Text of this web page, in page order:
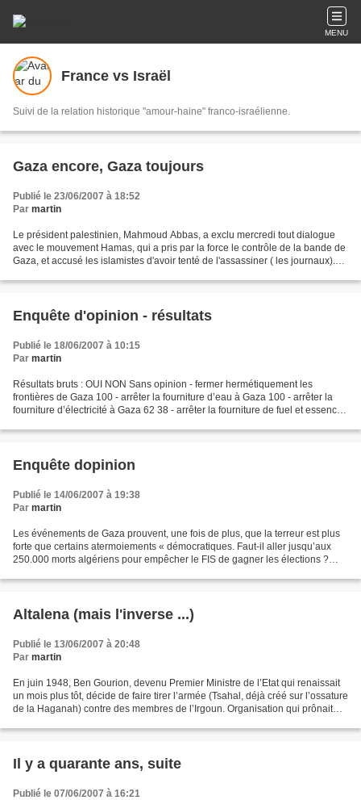
MENU
France vs Israël
Suivi de la relation historique "amour-haine" franco-israélienne.
Gaza encore, Gaza toujours
Publié le 23/06/2007 à 18:52
Par martin
Le président palestinien, Mahmoud Abbas, a exclu mercredi tout dialogue
avec le mouvement Hamas, qui a pris par la force le contrôle de la bande de
Gaza, et accusé les islamistes d'avoir tenté de l'assassiner ( les journaux).
Enquête d'opinion - résultats
Publié le 18/06/2007 à 10:15
Par martin
Résultats bruts : OUI NON Sans opinion - fermer hermétiquement les
frontières de Gaza 100 - arrêter la fourniture d’eau à Gaza 100 - arrêter la
fourniture d’électricité à Gaza 62 38 - arrêter la fourniture de fuel et essence
Enquête dopinion
Publié le 14/06/2007 à 19:38
Par martin
Les événements de Gaza prouvent, une fois de plus, que la terreur est plus
forte que certains atermoiements « démocratiques. Faut-il aller jusqu’aux
250.000 morts algériens pour empêcher le FIS de gagner les élections ?
Altalena (mais l'inverse ...)
Publié le 13/06/2007 à 20:48
Par martin
En juin 1948, Ben Gourion, devenu Premier Ministre de l’Etat qui renaissait
un mois plus tôt, décide de faire tirer l’armée (Tsahal, déjà créé sur l’ossature
de la Haganah) contre des membres de l’Irgoun. Organisation qui prônait
Il y a quarante ans, suite
Publié le 07/06/2007 à 16:21